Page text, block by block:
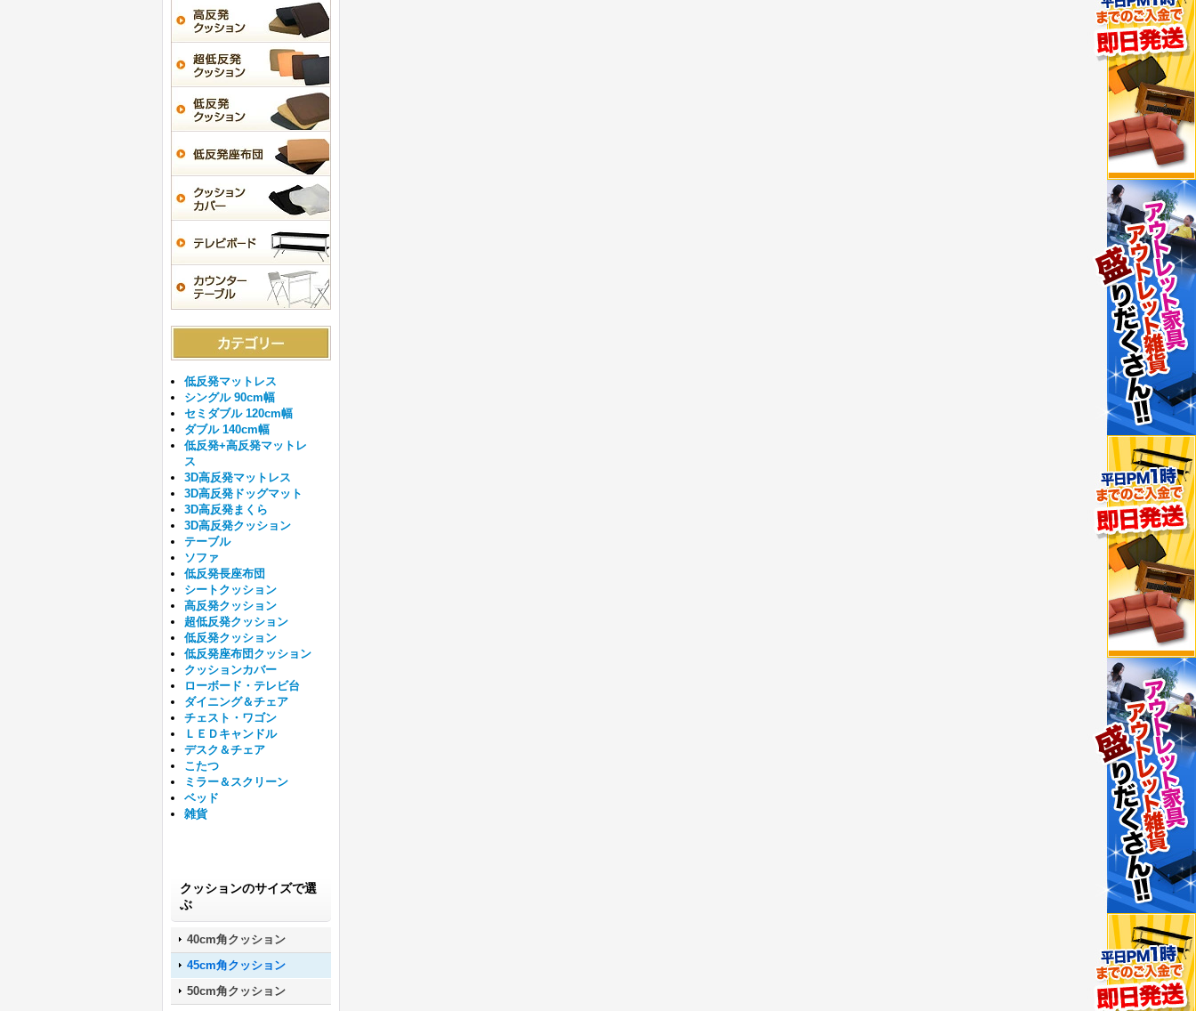
低反発マットレス
シングル 90cm幅
セミダブル 120cm幅
ダブル 140cm幅
低反発+高反発マットレ
ス
3D高反発マットレス
3D高反発ドッグマット
3D高反発まくら
3D高反発クッション
テーブル
ソファ
低反発長座布団
シートクッション
高反発クッション
超低反発クッション
低反発クッション
低反発座布団クッション
クッションカバー
ローボード・テレビ台
ダイニング＆チェア
チェスト・ワゴン
ＬＥＤキャンドル
デスク＆チェア
こたつ
ミラー＆スクリーン
ベッド
雑貨
クッションのサイズで選
ぶ
40cm角クッション
45cm角クッション
50cm角クッション